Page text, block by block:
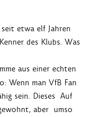
etwa elf Jahren
des Klubs. Was
aus einer echten
Wenn man VfB Fan
sein. Dieses Auf
aber umso